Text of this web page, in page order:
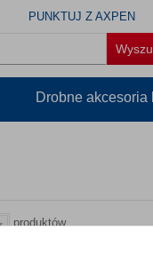
PUNKTUJ Z AXPEN
Drobne akcesoria
produktów